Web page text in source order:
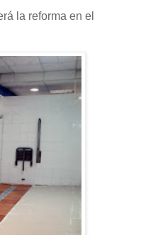
la reforma en el